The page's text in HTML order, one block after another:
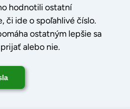
hodnotili ostatní
či ide o spoľahlivé číslo.
ostatným lepšie sa
alebo nie.